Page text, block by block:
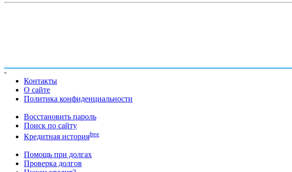
-
Контакты
О сайте
Политика конфиденциальности
Восстановить пароль
Поиск по сайту
Кредитная историяfree
Помощь при долгах
Проверка долгов